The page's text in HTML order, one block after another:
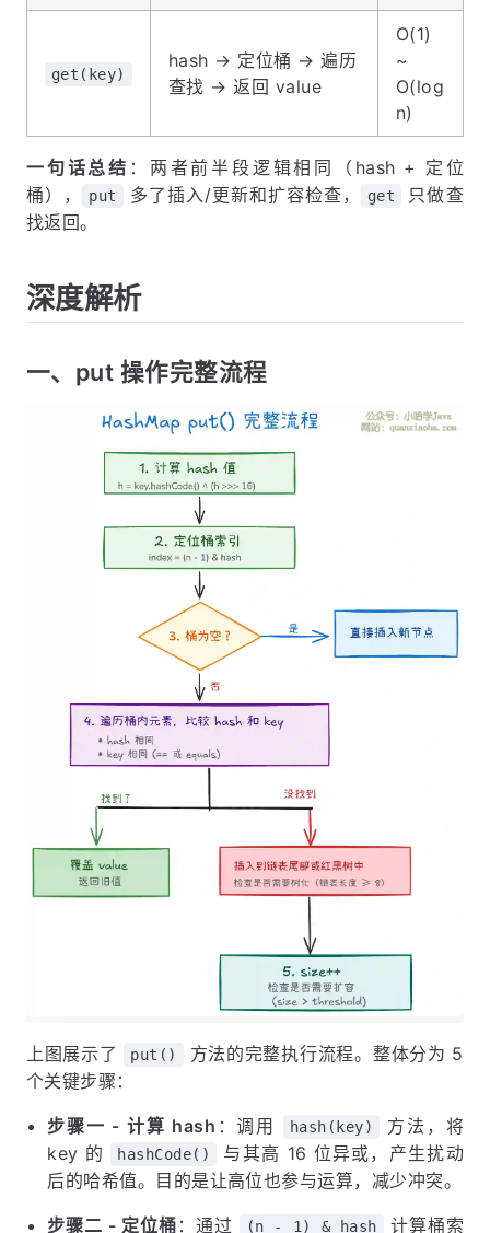
get(key)
hash → 定位桶 → 遍历
查找 → 返回 value
O(1)
~
O(log
n)
一句话总结 ：两者前半段逻辑相同（hash + 定位
桶），
put 多了插入/更新和扩容检查， get
只做查
找返回。
深度解析
一、put 操作完整流程
上图展示了 put()
方法的完整执行流程。整体分为 5
个关键步骤：
步骤一 - 计算 hash ：调用 hash(key)
方法，将
key 的
hashCode()
与其高 16 位异或，产生扰动
后的哈希值。目的是让高位也参与运算，减少冲突。
步骤二 - 定位桶 ：通过 (n - 1) & hash 计算桶索